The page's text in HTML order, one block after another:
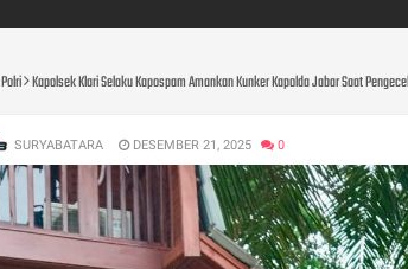
Polri Kapolsek Klari Selaku Kapospam Amankan Kunker Kapolda Jabar Saat
SURYABATARA DESEMBER 21, 2025 0